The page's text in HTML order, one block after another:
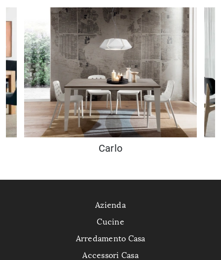
Carlo
Azienda
Cucine
Arredamento Casa
Accessori Casa